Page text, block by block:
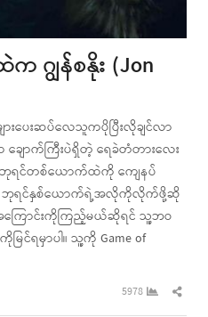
က ဂျွန်စနိုး (Jon
ားပေးဆပ်လေသူကပိုပြီးလိုချင်လာ
ျောက်ကြီးပဲရှိတဲ့ ရေခဲတံတားလေး
ဘုရင်တစ်ယောက်ထဲကို ကျေနပ်
။ ဘုရင်နှစ်ယောက်ရဲ့အလိုကိုလိုက်ဖို့ဆို
အကြောင်းကိုကြည့်မယ်ဆိုရင် သူ့ဘဝ
င်ရမှာပါ။ သူ့ကို Game of
5978